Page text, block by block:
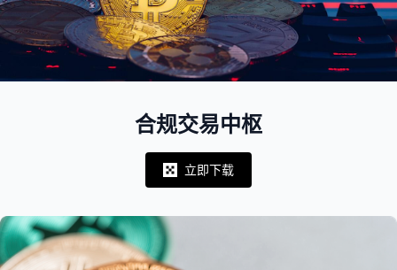
合规交易中枢
Notifications
立即下载